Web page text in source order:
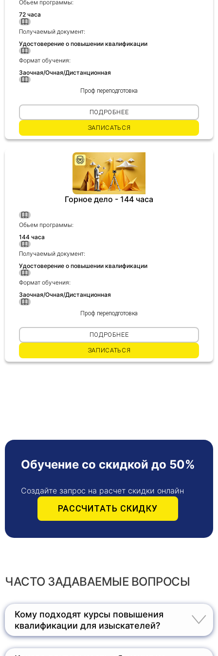
Обьем программы:
72 часа
Получаемый документ:
Удостоверение о повышении квалификации
Формат обучения:
Заочная/Очная/Дистанционная
Проф переподготовка
ПОДРОБНЕЕ
ЗАПИСАТЬСЯ
Горное дело - 144 часа
Обьем программы:
144 часа
Получаемый документ:
Удостоверение о повышении квалификации
Формат обучения:
Заочная/Очная/Дистанционная
Проф переподготовка
ПОДРОБНЕЕ
ЗАПИСАТЬСЯ
Обучение со скидкой до 50%
Создайте запрос на расчет скидки онлайн
РАССЧИТАТЬ СКИДКУ
ЧАСТО ЗАДАВАЕМЫЕ ВОПРОСЫ
Кому подходят курсы повышения
квалификации для изыскателей?
Эти курсы предназначены для специалистов в
области инженерных изысканий, геодезистов,
Приложите документы
Получить консультацию
Даю согласие наобработку персональных
e-mail рассылку
Получить консультацию
Даю согласие на
обработку персональных
e-mail рассылку
Даю согласие на
данных
иe-mail рассылку